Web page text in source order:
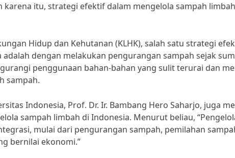
karena itu, strategi efektif dalam mengelola sampah
Hidup dan Kehutanan (KLHK), salah satu strategi
dengan melakukan pengurangan sampah sejak
penggunaan bahan-bahan yang sulit terurai dan
sampah.
Indonesia, Prof. Dr. Ir. Bambang Hero Saharjo, juga
sampah limbah di Indonesia. Menurut beliau,
mulai dari pengurangan sampah, pemilahan
bernilai ekonomi.”